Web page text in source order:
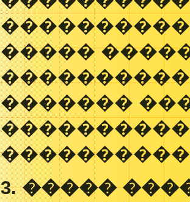
�����
�������
3. �����